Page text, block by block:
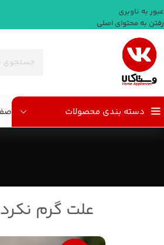
عبور به ناوبری
رفتن به محتوای اصلی
دسته بندی محصولات
علت گرم